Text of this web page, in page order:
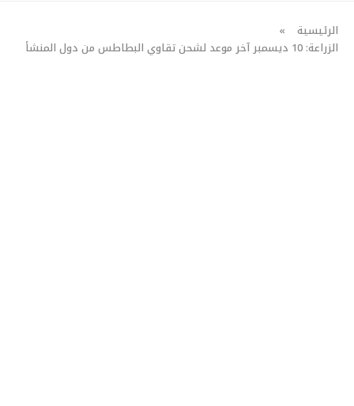
الرئيسية
»
الزراعة: 10 ديسمبر آخر موعد لشحن تقاوي البطاطس من دول المنشأ